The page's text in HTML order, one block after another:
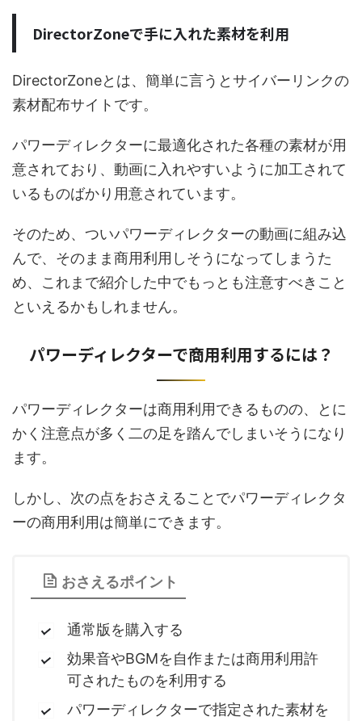
DirectorZoneで手に入れた素材を利用
DirectorZoneとは、簡単に言うとサイバーリンクの
素材配布サイトです。
パワーディレクターに最適化された各種の素材が用
意されており、動画に入れやすいように加工されて
いるものばかり用意されています。
そのため、ついパワーディレクターの動画に組み込
んで、そのまま商用利用しそうになってしまうた
め、これまで紹介した中でもっとも注意すべきこと
といえるかもしれません。
パワーディレクターで商用利用するには？
パワーディレクターは商用利用できるものの、とに
かく注意点が多く二の足を踏んでしまいそうになり
ます。
しかし、次の点をおさえることでパワーディレクタ
ーの商用利用は簡単にできます。
おさえるポイント
通常版を購入する
効果音やBGMを自作または商用利用許
可されたものを利用する
パワーディレクターで指定された素材を